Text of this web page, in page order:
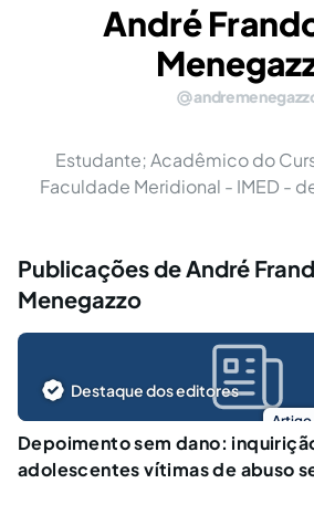
André
Estudante; Acadêmico do
Faculdade Meridional - IMED -
Publicações de André
Menegazzo
Artigo
Destaque dos editores
Depoimento sem dano:
adolescentes vítimas de abuso